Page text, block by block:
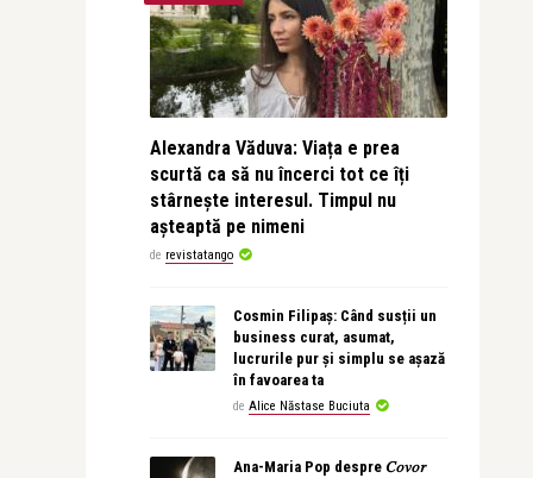
Alexandra Văduva: Viața e prea
scurtă ca să nu încerci tot ce îți
stârnește interesul. Timpul nu
așteaptă pe nimeni
de revistatango
Cosmin Filipaș: Când susții un
business curat, asumat,
lucrurile pur și simplu se așază
în favoarea ta
de Alice Năstase Buciuta
Ana-Maria Pop despre 𝐶𝑜𝑣𝑜𝑟